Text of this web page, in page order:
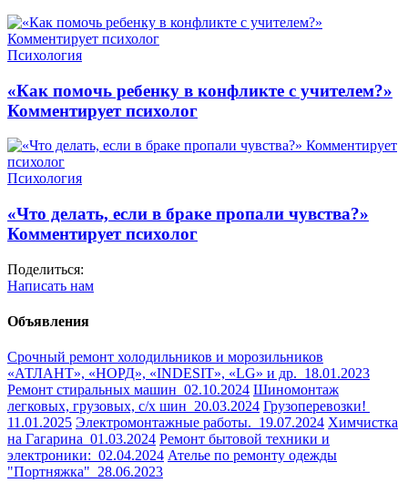
Психология
«Как помочь ребенку в конфликте с учителем?»
Комментирует психолог
Психология
«Что делать, если в браке пропали чувства?»
Комментирует психолог
Поделиться:
Написать нам
Объявления
Срочный ремонт холодильников и морозильников
«АТЛАНТ», «НОРД», «INDESIT», «LG» и др. 18.01.2023
Ремонт стиральных машин 02.10.2024 Шиномонтаж
легковых, грузовых, с/х шин 20.03.2024 Грузоперевозки!
11.01.2025 Электромонтажные работы. 19.07.2024 Химчистка
на Гагарина 01.03.2024 Ремонт бытовой техники и
электроники: 02.04.2024 Ателье по ремонту одежды
"Портняжка" 28.06.2023